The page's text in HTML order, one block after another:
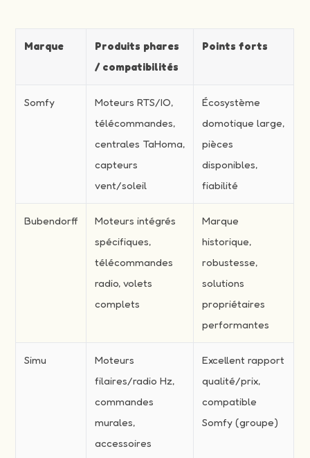
Marque
Produits phares
/ compatibilités
Points forts
Somfy
Moteurs RTS/IO,
télécommandes,
centrales TaHoma,
capteurs
vent/soleil
Écosystème
domotique large,
pièces
disponibles,
fiabilité
Bubendorff
Moteurs intégrés
spécifiques,
télécommandes
radio, volets
complets
Marque
historique,
robustesse,
solutions
propriétaires
performantes
Simu
Moteurs
filaires/radio Hz,
commandes
murales,
accessoires
Excellent rapport
qualité/prix,
compatible
Somfy (groupe)